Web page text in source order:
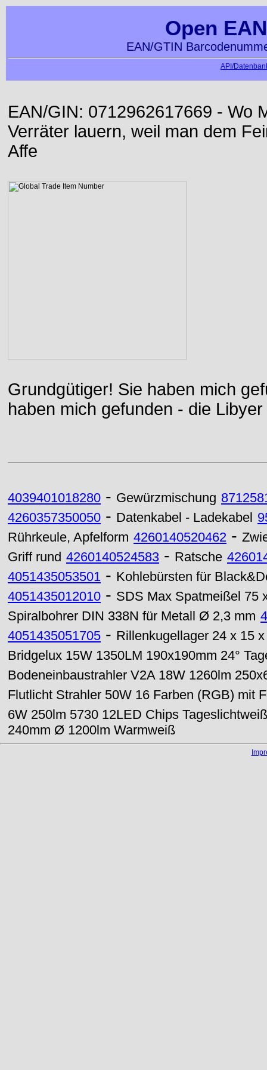
Open
EAN/GTIN
API/
EAN/GIN: 0712962617669 - Wo
Verräter lauern, weil man dem
Affe
Grundgütiger! Sie haben mich
haben mich gefunden - die
4039401018280 - Gewürzmischung
4260357350050 - Datenkabel - Ladekabel
Rührkeule, Apfelform 4260140520462 -
Griff rund 4260140524583 - Ratsche
4051435053501 - Kohlebürsten für
4051435012010 - SDS Max Spatmeißel 75
Spiralbohrer DIN 338N für Metall Ø 2,3 mm
4051435051705 - Rillenkugellager 24 x 15
Bridgelux 15W 1350LM 190x190mm 24°
Bodeneinbaustrahler V2A 18W 1260lm
Flutlicht Strahler 50W 16 Farben (RGB) mit
6W 250lm 5730 12LED Chips Tageslichtweiß
240mm Ø 1200lm Warmweiß